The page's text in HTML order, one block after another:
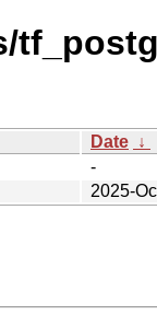
Date ↓
-
2025-